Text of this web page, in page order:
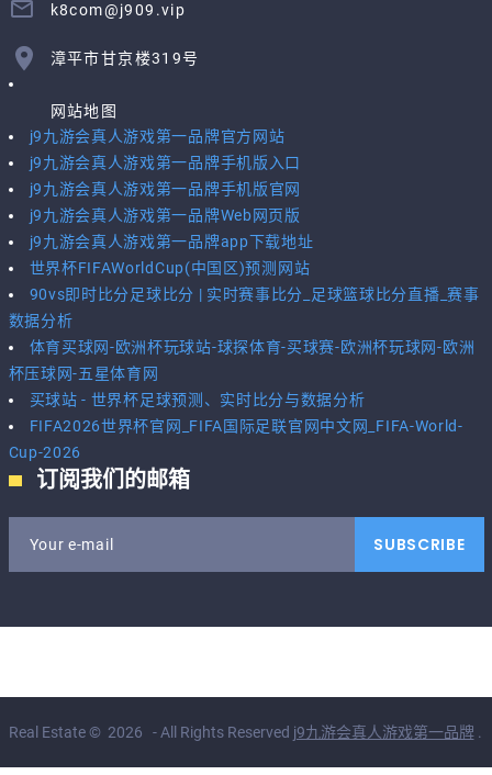
k8com@j909.vip
漳平市甘京楼319号
网站地图
j9九游会真人游戏第一品牌官方网站
j9九游会真人游戏第一品牌手机版入口
j9九游会真人游戏第一品牌手机版官网
j9九游会真人游戏第一品牌Web网页版
j9九游会真人游戏第一品牌app下载地址
世界杯FIFAWorldCup(中国区)预测网站
90vs即时比分足球比分 | 实时赛事比分_足球篮球比分直播_赛事
数据分析
体育买球网-欧洲杯玩球站-球探体育-买球赛-欧洲杯玩球网-欧洲
杯压球网-五星体育网
买球站 - 世界杯足球预测、实时比分与数据分析
FIFA2026世界杯官网_FIFA国际足联官网中文网_FIFA-World-
Cup-2026
订阅我们的邮箱
Your e-mail SUBSCRIBE
Real Estate © 2026 - All Rights Reserved j9九游会真人游戏第一品牌.